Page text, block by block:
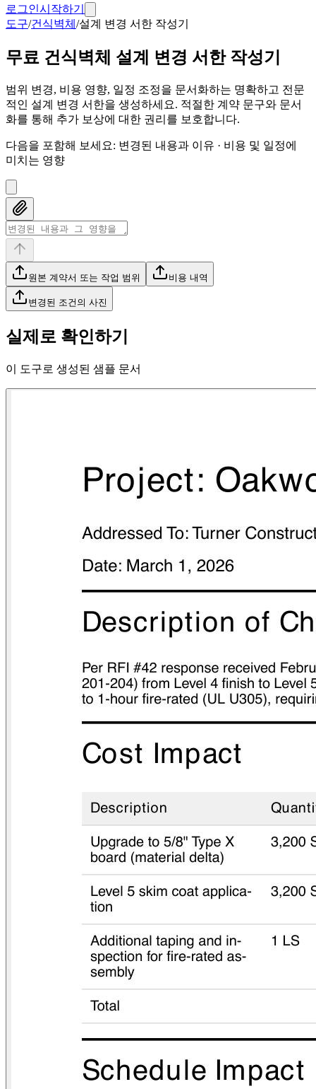
로그인시작하기
도구/건식벽체 /설계 변경 서한 작성기
무료 건식벽체 설계 변경 서한 작성기
범위 변경, 비용 영향, 일정 조정을 문서화하는 명확하고 전문
적인 설계 변경 서한을 생성하세요. 적절한 계약 문구와 문서
화를 통해 추가 보상에 대한 권리를 보호합니다.
다음을 포함해 보세요: 변경된 내용과 이유 · 비용 및 일정에
미치는 영향
원본 계약서 또는 작업 범위 비용 내역
변경된 조건의 사진
실제로 확인하기
이 도구로 생성된 샘플 문서